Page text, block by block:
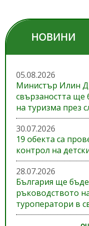
НОВИНИ
05.08.2026
Министър Илин
свързаността ще
на туризма през
30.07.2026
19 обекта са
контрол на
28.07.2026
България ще
ръководството
туроператори в